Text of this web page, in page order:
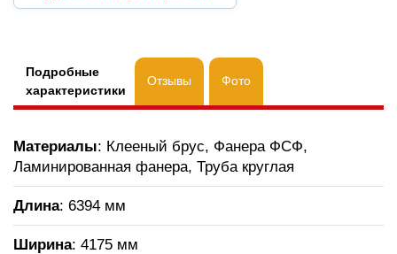
Подробные
характеристики
Отзывы Фото
Материалы: Клееный брус, Фанера ФСФ,
Ламинированная фанера, Труба круглая
Длина: 6394 мм
Ширина: 4175 мм